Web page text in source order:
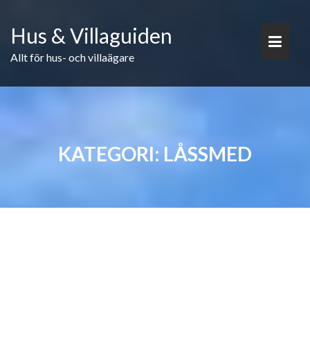
content
Hus & Villaguiden
Allt för hus- och villaägare
KATEGORI: LÅSSMED